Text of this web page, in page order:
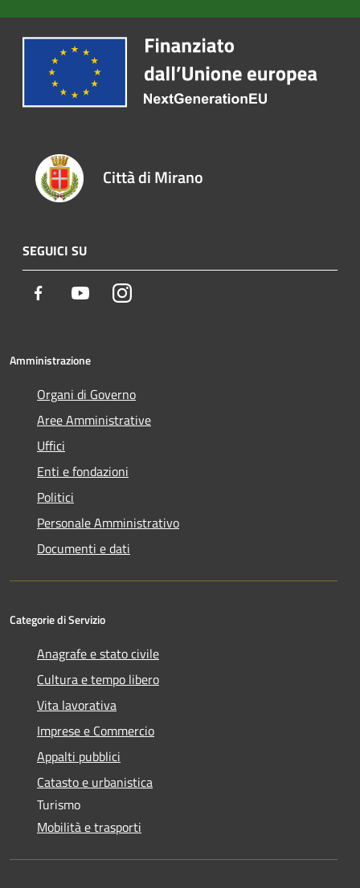
Città di Mirano
SEGUICI SU
Facebook YoutubeInstagram
Amministrazione
Organi di Governo
Aree Amministrative
Uffici
Enti e fondazioni
Politici
Personale Amministrativo
Documenti e dati
Categorie di Servizio
Anagrafe e stato civile
Cultura e tempo libero
Vita lavorativa
Imprese e Commercio
Appalti pubblici
Catasto e urbanistica
Turismo
Mobilità e trasporti